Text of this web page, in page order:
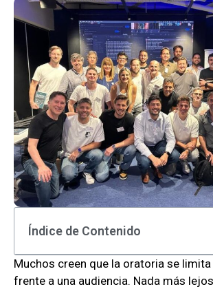
Índice de Contenido
Muchos creen que la oratoria se limita
frente a una audiencia. Nada más